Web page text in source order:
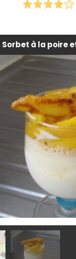
Sorbet à la poire